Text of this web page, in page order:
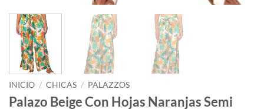
INICIO / CHICAS / PALAZZOS
Palazo Beige Con Hojas Naranjas Semi